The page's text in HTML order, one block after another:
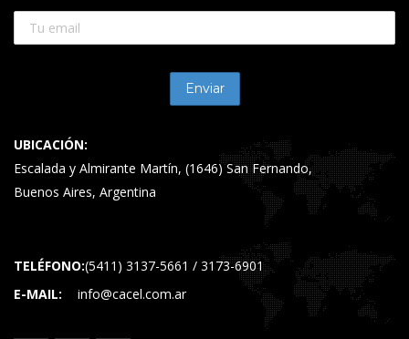
UBICACIÓN:
Escalada y Almirante Martín, (1646) San Fernando,
Buenos Aires, Argentina
TELÉFONO:(5411) 3137-5661 / 3173-6901
E-MAIL:
info@cacel.com.ar